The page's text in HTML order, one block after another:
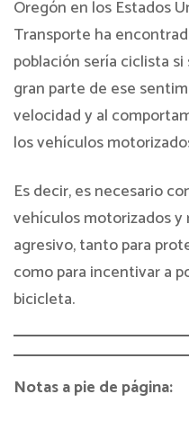
Oregón en los Estados
Transporte ha
población sería ciclista
gran parte de ese
velocidad y al
los vehículos
Es decir, es necesario
vehículos motorizados
agresivo, tanto para
como para incentivar a
bicicleta.
Notas a pie de página: